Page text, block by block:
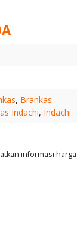
, Brankas
Indachi, Indachi
informasi harga